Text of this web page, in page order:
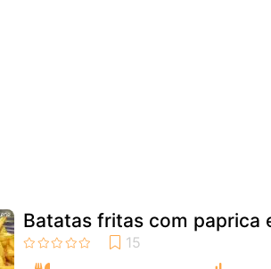
Batatas fritas com paprica